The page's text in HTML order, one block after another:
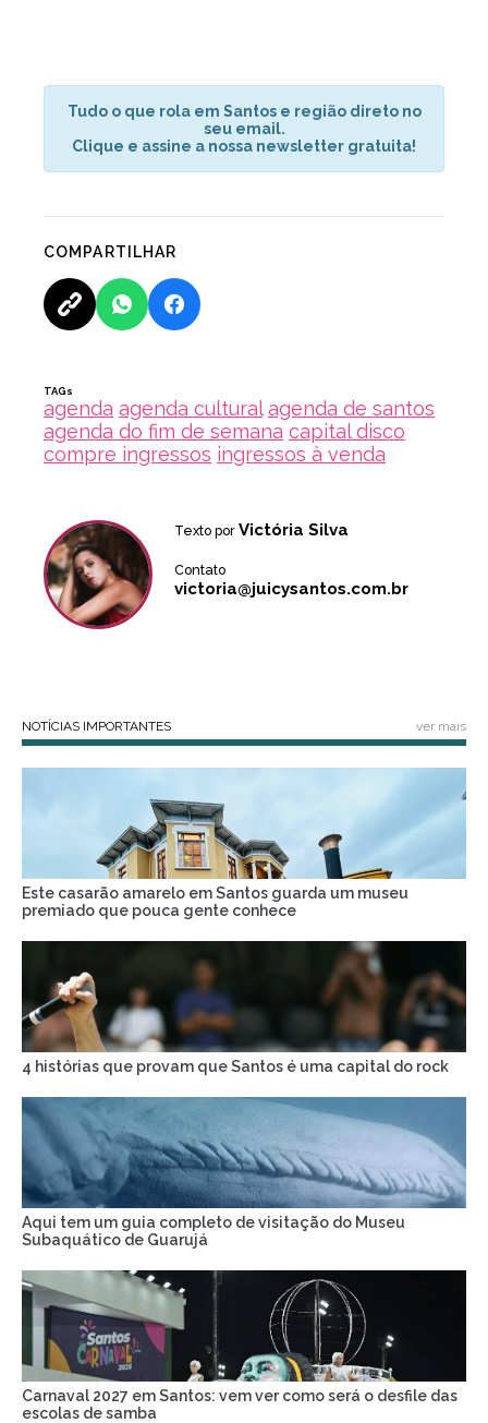
Tudo o que rola em Santos e região direto no
seu email.
Clique e assine a nossa newsletter gratuita!
COMPARTILHAR
TAGs
agenda agenda cultural agenda de santos
agenda do fim de semana capital disco
compre ingressos ingressos à venda
Texto por Victória Silva
Contato
victoria@juicysantos.com.br
NOTÍCIAS IMPORTANTES ver mais
Este casarão amarelo em Santos guarda um museu
premiado que pouca gente conhece
4 histórias que provam que Santos é uma capital do rock
Aqui tem um guia completo de visitação do Museu
Subaquático de Guarujá
Carnaval 2027 em Santos: vem ver como será o desfile das
escolas de samba